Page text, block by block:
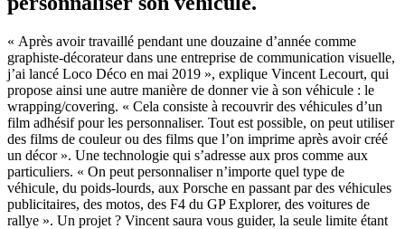
« Après avoir travaillé pendant une douzaine d’année comme
graphiste-décorateur dans une entreprise de communication visuelle,
j’ai lancé Loco Déco en mai 2019 », explique Vincent Lecourt, qui
propose ainsi une autre manière de donner vie à son véhicule : le
wrapping/covering. « Cela consiste à recouvrir des véhicules d’un
film adhésif pour les personnaliser. Tout est possible, on peut utiliser
des films de couleur ou des films que l’on imprime après avoir créé
un décor ». Une technologie qui s’adresse aux pros comme aux
particuliers. « On peut personnaliser n’importe quel type de
véhicule, du poids-lourds, aux Porsche en passant par des véhicules
publicitaires, des motos, des F4 du GP Explorer, des voitures de
rallye ». Un projet ? Vincent saura vous guider, la seule limite étant